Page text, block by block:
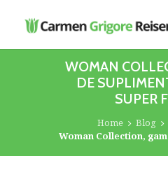
WOMAN
DE
SUPER
Home Blog
Woman Collection,